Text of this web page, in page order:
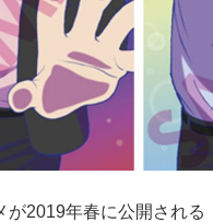
が2019年春に公開される